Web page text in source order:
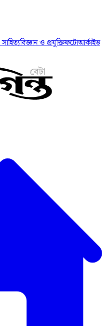
বিজ্ঞান ও প্রযুক্তিফটোআর্কাইভ